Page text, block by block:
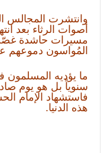
وانتشرت المجالس
أصوات الرثاء بعد
مسيرات حاشدة
المُواسون دموعهم
ما يؤديه
سنوياً بل هو يوم
فاستشهاد الإمام
هذه الدنيا.